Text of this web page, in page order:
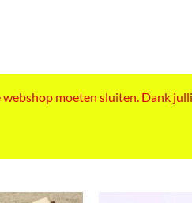
moeten sluiten. Dank